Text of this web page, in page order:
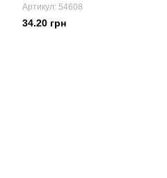
Артикул: 54608
34.20 грн